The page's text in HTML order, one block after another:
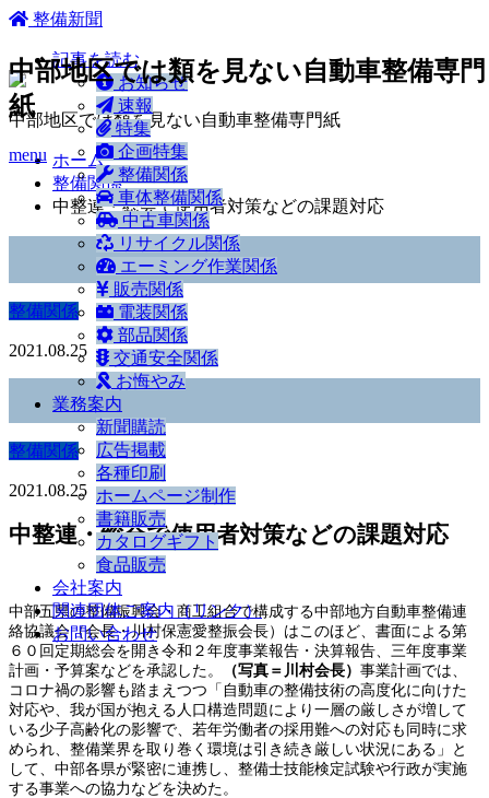
ホーム
記事を読む
お知らせ
速報
特集
企画特集
整備関係
車体整備関係
中古車関係
リサイクル関係
エーミング作業関係
販売関係
電装関係
部品関係
交通安全関係
お悔やみ
業務案内
新聞購読
広告掲載
各種印刷
ホームページ制作
書籍販売
カタログギフト
食品販売
会社案内
関連団体ご案内（リンク）
お問い合わせ
整備新聞
中部地区では類を見ない自動車整備専門
紙
menu
中部地区では類を見ない自動車整備専門紙
ホーム
整備関係
中整連・総会で使用者対策などの課題対応
整備関係
2021.08.25
整備関係
2021.08.25
中整連・総会で使用者対策などの課題対応
中部五県の整備振興会・商工組合で構成する中部地方自動車整備連
絡協議会（会長・川村保憲愛整振会長）はこのほど、書面による第
６０回定期総会を開き令和２年度事業報告・決算報告、三年度事業
計画・予算案などを承認した。
（写真＝川村会長） 事業計画では、
コロナ禍の影響も踏まえつつ「自動車の整備技術の高度化に向けた
対応や、我が国が抱える人口構造問題により一層の厳しさが増して
いる少子高齢化の影響で、若年労働者の採用難への対応も同時に求
められ、整備業界を取り巻く環境は引き続き厳しい状況にある」と
して、中部各県が緊密に連携し、整備士技能検定試験や行政が実施
する事業への協力などを決めた。